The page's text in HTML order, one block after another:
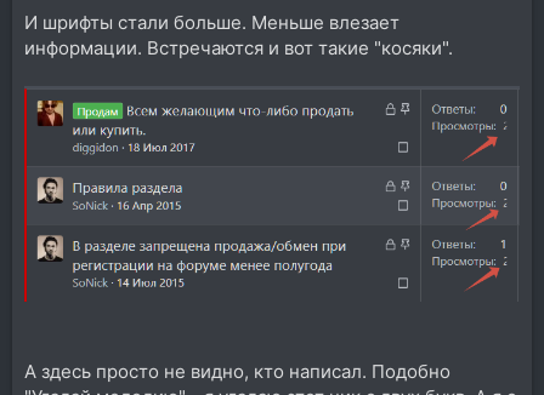
И шрифты стали больше. Меньше влезает
информации. Встречаются и вот такие "косяки".
А здесь просто не видно, кто написал. Подобно